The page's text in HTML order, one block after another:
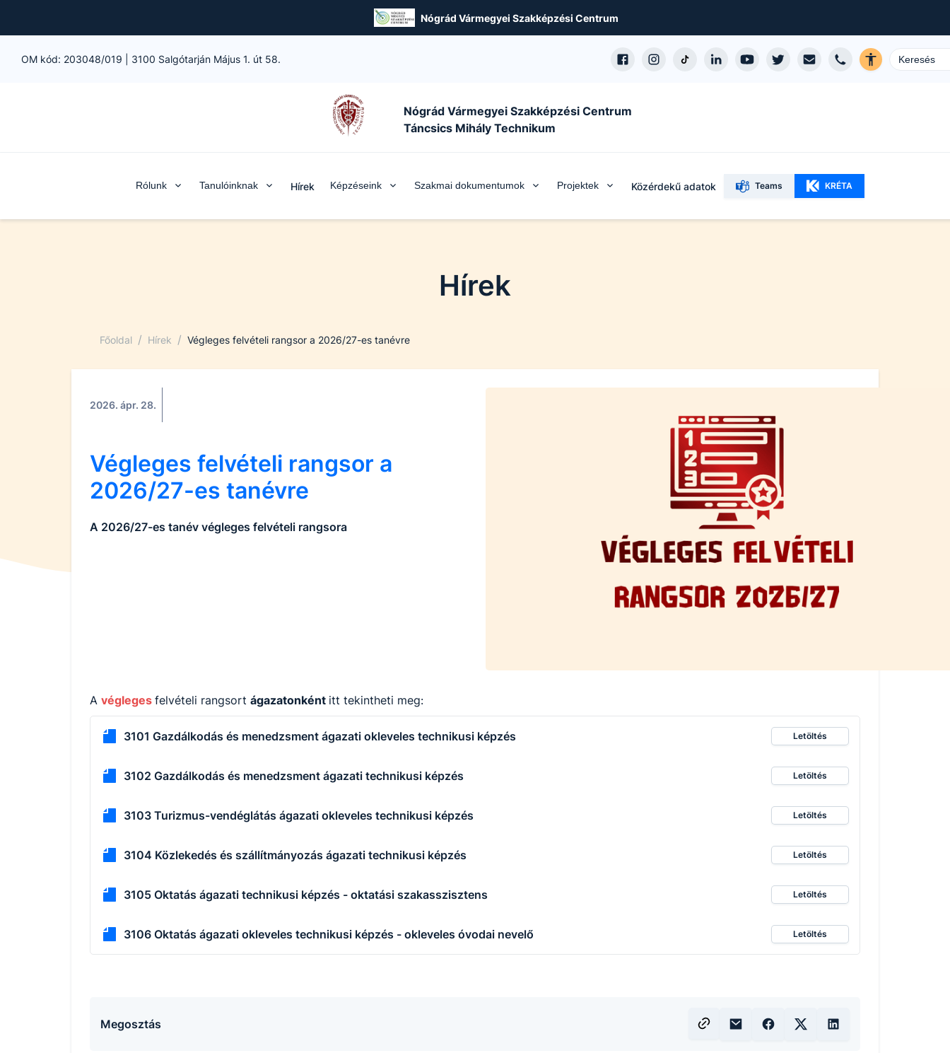
Nógrád Vármegyei Szakképzési Centrum
OM kód: 203048/019 3100 Salgótarján Május 1. út 58.
Nógrád Vármegyei Szakképzési Centrum
Táncsics Mihály Technikum
Rólunk Tanulóinknak Hírek Képzéseink Szakmai dokumentumok Projektek Közérdekű adatok Teams KRÉTA
Hírek
Főoldal / Hírek / Végleges felvételi rangsor a 2026/27-es tanévre
2026. ápr. 28.
Végleges felvételi rangsor a
2026/27-es tanévre
A 2026/27-es tanév végleges felvételi rangsora
A végleges felvételi rangsort ágazatonként itt tekintheti meg:
3101 Gazdálkodás és menedzsment ágazati okleveles technikusi képzés Letöltés
3102 Gazdálkodás és menedzsment ágazati technikusi képzés Letöltés
3103 Turizmus-vendéglátás ágazati okleveles technikusi képzés Letöltés
3104 Közlekedés és szállítmányozás ágazati technikusi képzés Letöltés
3105 Oktatás ágazati technikusi képzés - oktatási szakasszisztens Letöltés
3106 Oktatás ágazati okleveles technikusi képzés - okleveles óvodai nevelő Letöltés
Megosztás